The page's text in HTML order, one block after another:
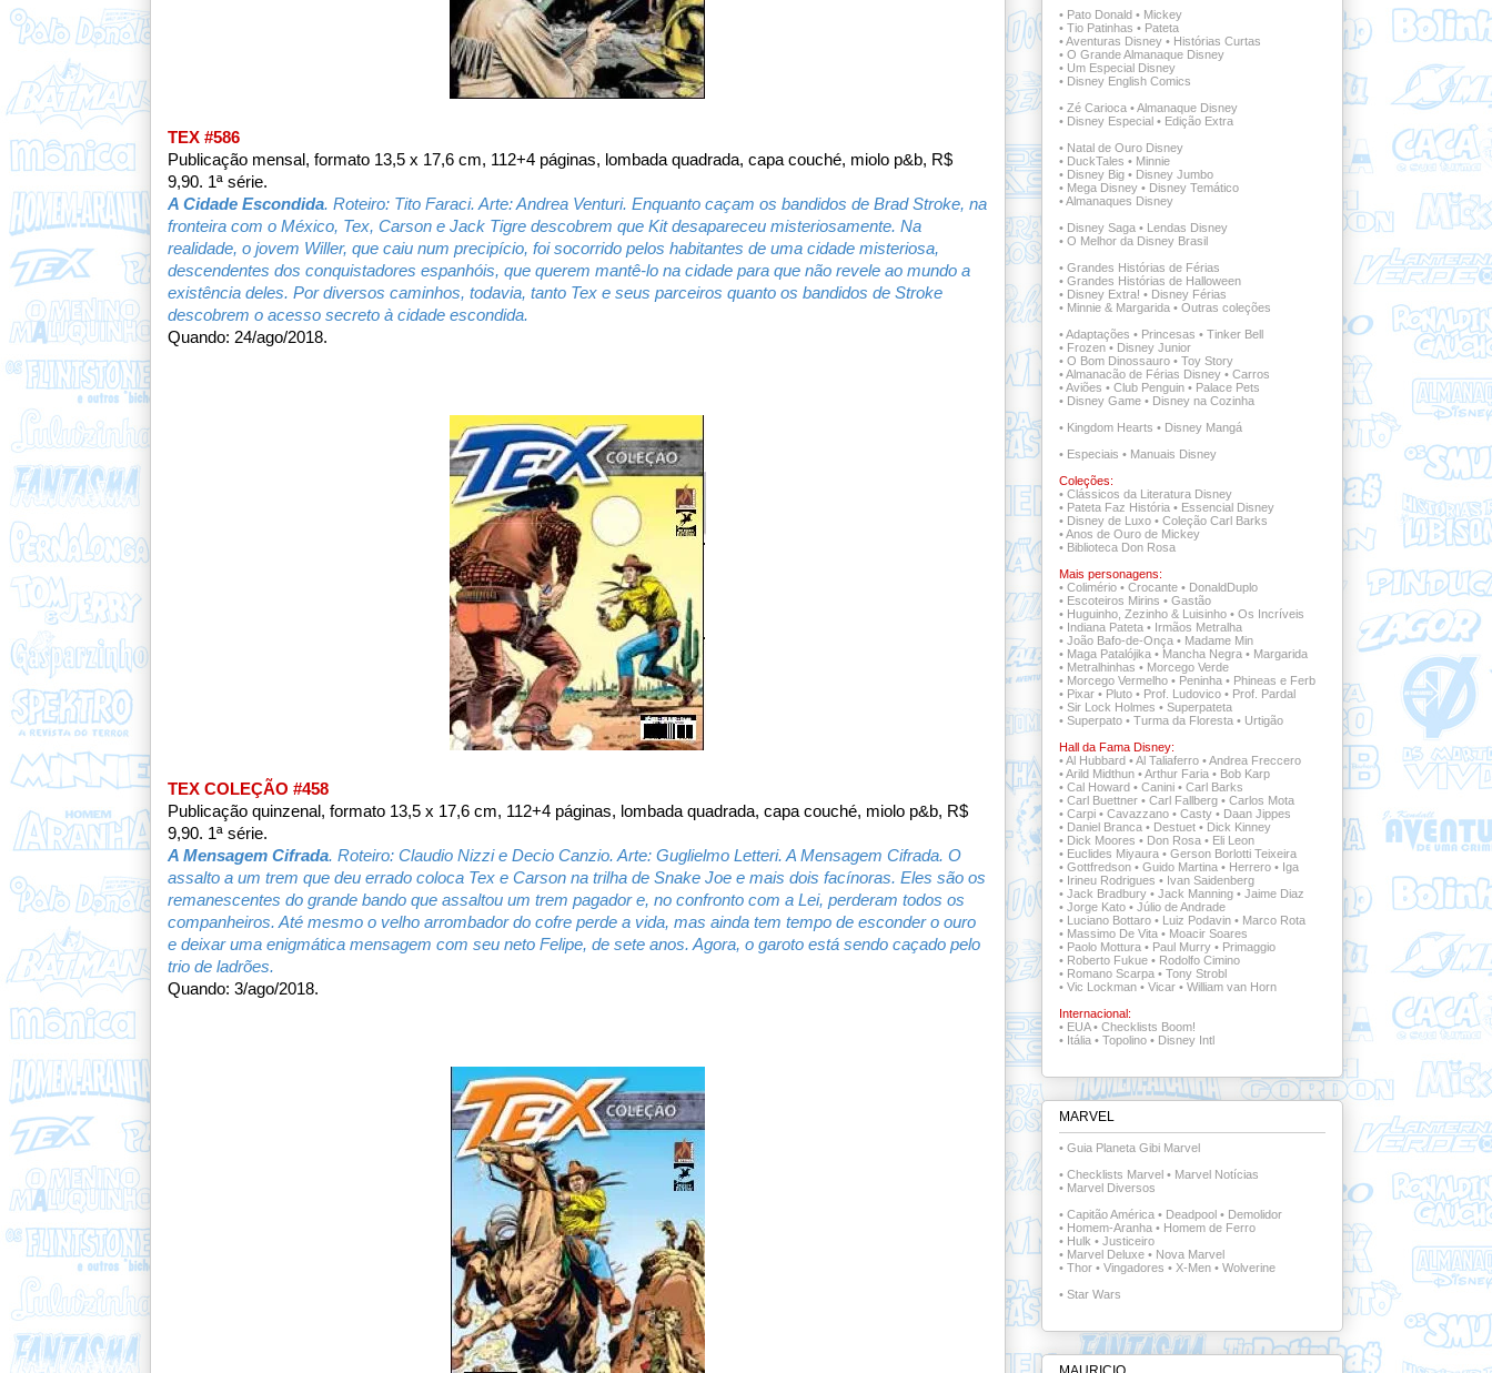
TEX #586
Publicação mensal, formato 13,5 x 17,6 cm, 112+4 páginas, lombada quadrada, capa couché, miolo p&b, R$
9,90. 1ª série.
A Cidade Escondida. Roteiro: Tito Faraci. Arte: Andrea Venturi. Enquanto caçam os bandidos de Brad Stroke, na
fronteira com o México, Tex, Carson e Jack Tigre descobrem que Kit desapareceu misteriosamente. Na
realidade, o jovem Willer, que caiu num precipício, foi socorrido pelos habitantes de uma cidade misteriosa,
descendentes dos conquistadores espanhóis, que querem mantê-lo na cidade para que não revele ao mundo a
existência deles. Por diversos caminhos, todavia, tanto Tex e seus parceiros quanto os bandidos de Stroke
descobrem o acesso secreto à cidade escondida.
Quando: 24/ago/2018.
TEX COLEÇÃO #458
Publicação quinzenal, formato 13,5 x 17,6 cm, 112+4 páginas, lombada quadrada, capa couché, miolo p&b, R$
9,90. 1ª série.
A Mensagem Cifrada. Roteiro: Claudio Nizzi e Decio Canzio. Arte: Guglielmo Letteri. A Mensagem Cifrada. O
assalto a um trem que deu errado coloca Tex e Carson na trilha de Snake Joe e mais dois facínoras. Eles são os
remanescentes do grande bando que assaltou um trem pagador e, no confronto com a Lei, perderam todos os
companheiros. Até mesmo o velho arrombador do cofre perde a vida, mas ainda tem tempo de esconder o ouro
e deixar uma enigmática mensagem com seu neto Felipe, de sete anos. Agora, o garoto está sendo caçado pelo
trio de ladrões.
Quando: 3/ago/2018.
• Pato Donald• Mickey
• Tio Patinhas • Pateta
• Aventuras Disney • Histórias Curtas
• O Grande Almanaque Disney
• Um Especial Disney
• Disney English Comics
• Zé Carioca •Almanaque Disney
• Disney Especial • Edição Extra
• Natal de Ouro Disney
• DuckTales • Minnie
• Disney Big • Disney Jumbo
• Mega Disney • Disney Temático
•Almanaques Disney
• Disney Saga• Lendas Disney
• O Melhor da Disney Brasil
• Grandes Histórias de Férias
• Grandes Histórias de Halloween
• Disney Extra! • Disney Férias
• Minnie & Margarida• Outras coleções
• Adaptações • Princesas • Tinker Bell
• Frozen• Disney Junior
• O Bom Dinossauro • Toy Story
•Almanacão de Férias Disney • Carros
• Aviões • Club Penguin• Palace Pets
• Disney Game• Disney na Cozinha
• Kingdom Hearts • Disney Mangá
• Especiais • Manuais Disney
Coleções:
• Clássicos da Literatura Disney
• Pateta Faz História• Essencial Disney
• Disney de Luxo• Coleção Carl Barks
•Anos de Ouro de Mickey
• Biblioteca Don Rosa
Mais personagens:
• Colimério• Crocante• DonaldDuplo
• Escoteiros Mirins • Gastão
• Huguinho, Zezinho & Luisinho• Os Incríveis
• Indiana Pateta • Irmãos Metralha
• João Bafo-de-Onça • Madame Min
• Maga Patalójika• Mancha Negra• Margarida
• Metralhinhas • Morcego Verde
• Morcego Vermelho • Peninha• Phineas e Ferb
• Pixar• Pluto• Prof. Ludovico • Prof. Pardal
• Sir Lock Holmes • Superpateta
• Superpato• Turma da Floresta• Urtigão
Hall da Fama Disney:
•Al Hubbard•Al Taliaferro•Andrea Freccero
•Arild Midthun•Arthur Faria• Bob Karp
• Cal Howard• Canini• Carl Barks
• Carl Buettner• Carl Fallberg • Carlos Mota
• Carpi • Cavazzano• Casty• Daan Jippes
• Daniel Branca• Destuet• Dick Kinney
• Dick Moores • Don Rosa• Eli Leon
• Euclides Miyaura • Gerson Borlotti Teixeira
• Gottfredson • Guido Martina • Herrero• Iga
• Irineu Rodrigues • Ivan Saidenberg
• Jack Bradbury• Jack Manning• Jaime Diaz
• Jorge Kato• Júlio de Andrade
• Luciano Bottaro• Luiz Podavin• Marco Rota
• Massimo De Vita • Moacir Soares
• Paolo Mottura • Paul Murry • Primaggio
• Roberto Fukue • Rodolfo Cimino
• Romano Scarpa • Tony Strobl
• Vic Lockman• Vicar • William van Horn
Internacional:
• EUA • Checklists Boom!
• Itália • Topolino • Disney Intl
MARVEL
• Guia Planeta Gibi Marvel
• Checklists Marvel• Marvel Notícias
• Marvel Diversos
• Capitão América• Deadpool• Demolidor
• Homem-Aranha• Homem de Ferro
• Hulk • Justiceiro
• Marvel Deluxe• Nova Marvel
• Thor • Vingadores • X-Men• Wolverine
• Star Wars